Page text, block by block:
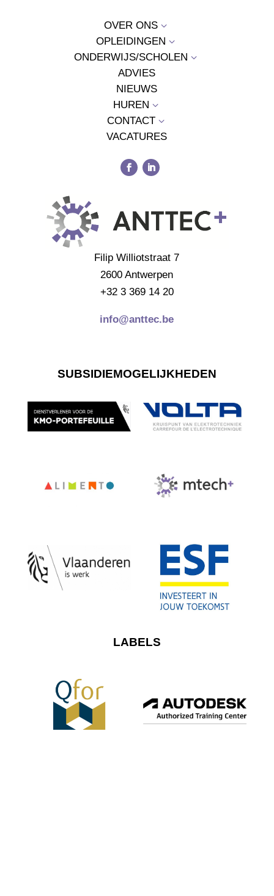
OVER ONS 3
OPLEIDINGEN 3
ONDERWIJS/SCHOLEN 3
ADVIES
NIEUWS
HUREN 3
CONTACT3
VACATURES
Filip Williotstraat 7
2600 Antwerpen
+32 3 369 14 20
info@anttec.be
SUBSIDIEMOGELIJKHEDEN
LABELS